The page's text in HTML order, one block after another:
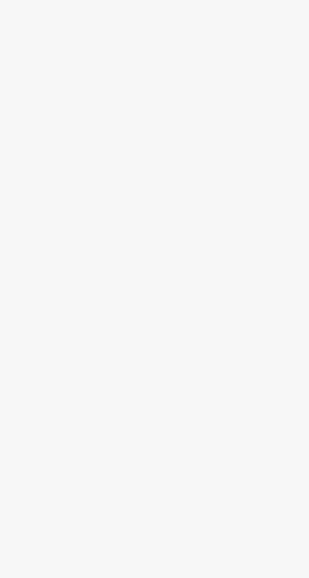
sa « dématérialisation » et
de sanction. Une grande
Emballages et certains
incohérence par rapport
déchet » que
Le logo «
si un produit fait l’objet
sera pas obligatoirement
eux-mêmes ; il pourra, si
souhaitent, être «
mentionné sur un site
Triman, matérialisé ou
façon pas de sanction.
ministre de l’Ecologie
voulait pas imposer
supplémentaires aux
Le logo